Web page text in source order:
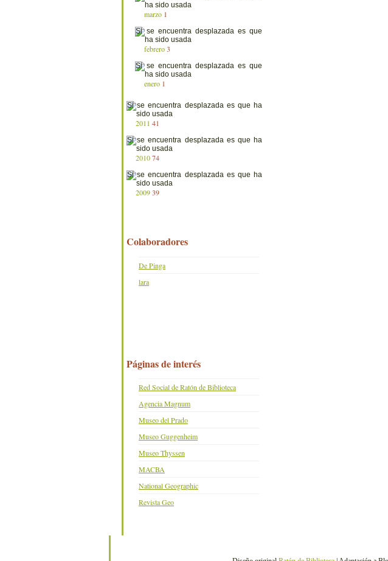
marzo 1
febrero 3
enero 1
2011 41
201074
200939
Colaboradores
De Pinga
lara
Páginas de interés
Red Social de Ratón de Biblioteca
Agencia Magnum
Museo del Prado
Museo Guggenheim
Museo Thyssen
MACBA
National Geographic
Revista Geo